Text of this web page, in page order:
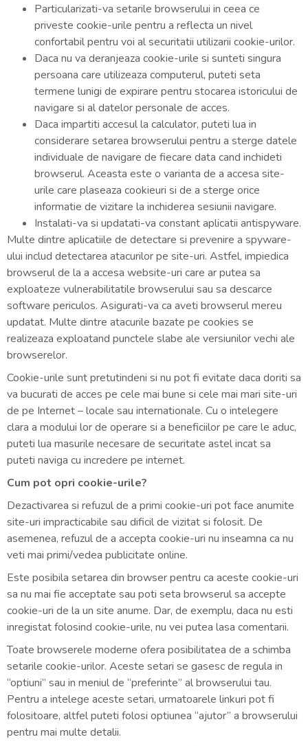
Particularizati-va setarile browserului in ceea ce
priveste cookie-urile pentru a reflecta un nivel
confortabil pentru voi al securitatii utilizarii cookie-urilor.
Daca nu va deranjeaza cookie-urile si sunteti singura
persoana care utilizeaza computerul, puteti seta
termene lunigi de expirare pentru stocarea istoricului de
navigare si al datelor personale de acces.
Daca impartiti accesul la calculator, puteti lua in
considerare setarea browserului pentru a sterge datele
individuale de navigare de fiecare data cand inchideti
browserul. Aceasta este o varianta de a accesa site-
urile care plaseaza cookieuri si de a sterge orice
informatie de vizitare la inchiderea sesiunii navigare.
Instalati-va si updatati-va constant aplicatii antispyware.
Multe dintre aplicatiile de detectare si prevenire a spyware-
ului includ detectarea atacurilor pe site-uri. Astfel, impiedica
browserul de la a accesa website-uri care ar putea sa
exploateze vulnerabilitatile browserului sau sa descarce
software periculos. Asigurati-va ca aveti browserul mereu
updatat. Multe dintre atacurile bazate pe cookies se
realizeaza exploatand punctele slabe ale versiunilor vechi ale
browserelor.
Cookie-urile sunt pretutindeni si nu pot fi evitate daca doriti sa
va bucurati de acces pe cele mai bune si cele mai mari site-uri
de pe Internet – locale sau internationale. Cu o intelegere
clara a modului lor de operare si a beneficiilor pe care le aduc,
puteti lua masurile necesare de securitate astel incat sa
puteti naviga cu incredere pe internet.
Cum pot opri cookie-urile?
Dezactivarea si refuzul de a primi cookie-uri pot face anumite
site-uri impracticabile sau dificil de vizitat si folosit. De
asemenea, refuzul de a accepta cookie-uri nu inseamna ca nu
veti mai primi/vedea publicitate online.
Este posibila setarea din browser pentru ca aceste cookie-uri
sa nu mai fie acceptate sau poti seta browserul sa accepte
cookie-uri de la un site anume. Dar, de exemplu, daca nu esti
inregistat folosind cookie-urile, nu vei putea lasa comentarii.
Toate browserele moderne ofera posibilitatea de a schimba
setarile cookie-urilor. Aceste setari se gasesc de regula in
“optiuni” sau in meniul de “preferinte” al browserului tau.
Pentru a intelege aceste setari, urmatoarele linkuri pot fi
folositoare, altfel puteti folosi optiunea “ajutor” a browserului
pentru mai multe detalii.